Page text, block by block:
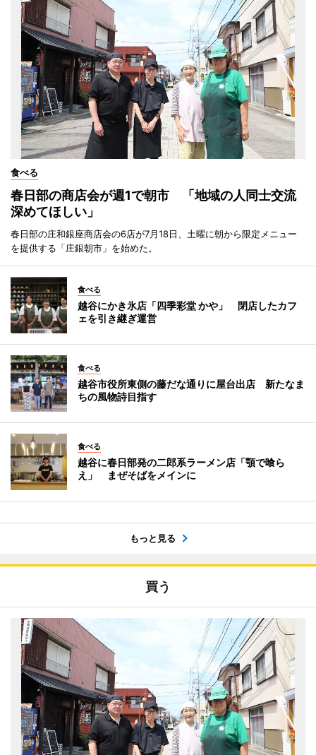
食べる
春日部の商店会が週1で朝市 「地域の人同士交流
深めてほしい」
春日部の庄和銀座商店会の6店が7月18日、土曜に朝から限定メニュー
を提供する「庄銀朝市」を始めた。
食べる
越谷にかき氷店「四季彩堂 かや」 閉店したカフ
ェを引き継ぎ運営
食べる
越谷市役所東側の藤だな通りに屋台出店 新たなま
ちの風物詩目指す
食べる
越谷に春日部発の二郎系ラーメン店「顎で喰ら
え」 まぜそばをメインに
もっと見る
買う